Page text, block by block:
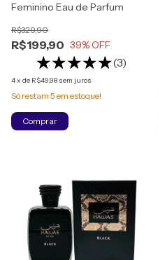
Feminino Eau de Parfum
R$199,90
R$329,90
39% OFF
(3)
4x de R$49,98 sem juros
Só restam 5 em estoque!